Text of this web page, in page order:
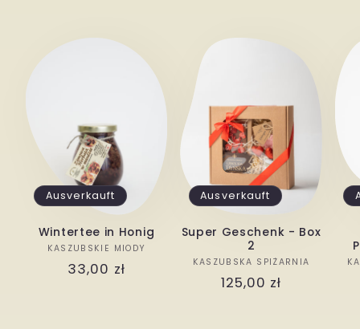
Ausverkauft
Wintertee in Honig
Anbieter:
KASZUBSKIE MIODY
Normaler
33,00 zł
Ausverkauft
Super Geschenk - Box
2
Anbieter:
KASZUBSKA SPIŻARNIA
Normaler
125,00 zł